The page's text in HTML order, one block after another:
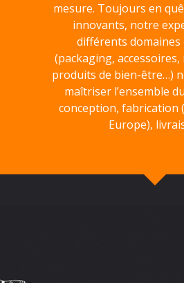
mesure. Toujours en
innovants, notre
différents domaines
(packaging,
produits de bien-être…)
maîtriser l’ensemble
conception, fabrication
Europe),